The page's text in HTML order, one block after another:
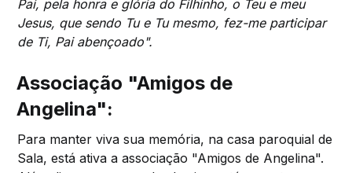
Pai, pela honra e glória do Filhinho, o Teu e meu
Jesus, que sendo Tu e Tu mesmo, fez-me participar
de Ti, Pai abençoado".
Associação "Amigos de
Angelina":
Para manter viva sua memória, na casa paroquial de
Sala, está ativa a associação "Amigos de Angelina".